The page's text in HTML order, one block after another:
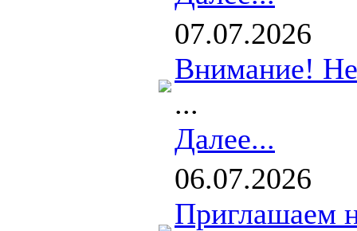
07.07.2026
Внимание!
...
Далее...
06.07.2026
Приглашаем